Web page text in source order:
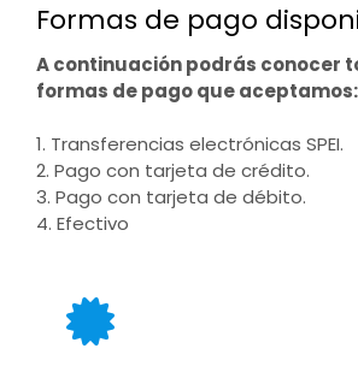
Formas de pago
A continuación podrás conocer
formas de pago que aceptamos:
1. Transferencias electrónicas SPEI.
2. Pago con tarjeta de crédito.
3. Pago con tarjeta de débito.
4. Efectivo